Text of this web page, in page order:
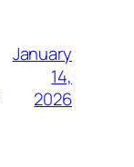
January
14,
2026